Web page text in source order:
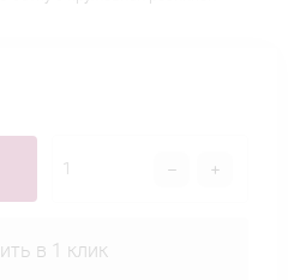
в 1 клик